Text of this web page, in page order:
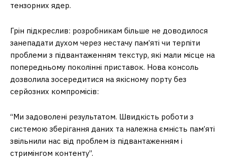
тензорних ядер.
Грін підкреслив: розробникам більше не доводилося
занепадати духом через нестачу пам’яті чи терпіти
проблеми з підвантаженням текстур, які мали місце на
попередньому поколінні приставок. Нова консоль
дозволила зосередитися на якісному порту без
серйозних компромісів:
“Ми задоволені результатом. Швидкість роботи з
системою зберігання даних та належна ємність пам’яті
звільнили нас від проблем із підвантаженням і
стримінгом контенту”.